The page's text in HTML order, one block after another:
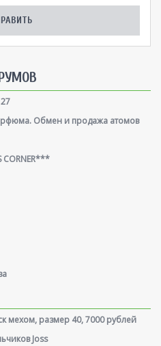
Обмен и продажа атомов
CORNER***
мехом, размер 40, 7000 рублей
Joss